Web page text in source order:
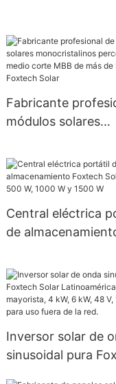
Fabricante
módulos solares
percoladores de
corte MBB de más
W | Foxtech Solar
Central eléctrica
de
W, 1000 W y 1500 W
Inversor solar de
sinusoidal pura